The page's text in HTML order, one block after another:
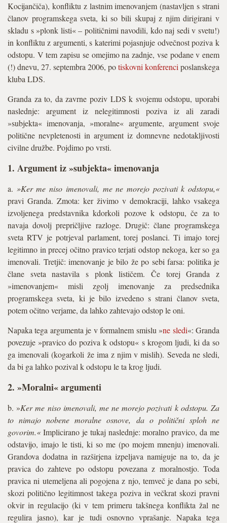
Kocijančiča), konfliktu z lastnim imenovanjem (nastavljen s strani
članov programskega sveta, ki so bili skupaj z njim dirigirani v
skladu s »plonk listi« – političnimi navodili, kdo naj sedi v svetu!)
in konfliktu z argumenti, s katerimi pojasnjuje odvečnost poziva k
odstopu. V tem zapisu se omejimo na zadnje, vse podane v enem
(!) dnevu, 27. septembra 2006, potiskovni konferenci poslanskega
kluba LDS.
Granda za to, da zavrne poziv LDS k svojemu odstopu, uporabi
naslednje: argument iz nelegitimnosti poziva iz ali zaradi
»subjekta« imenovanja, »moralne« argumente, argument svoje
politične nevpletenosti in argument iz domnevne nedotakljivosti
civilne družbe. Pojdimo po vrsti.
1. Argument iz »subjekta« imenovanja
a. »Ker me niso imenovali, me ne morejo pozivati k odstopu,«
pravi Granda. Zmota: ker živimo v demokraciji, lahko vsakega
izvoljenega predstavnika kdorkoli pozove k odstopu, če za to
navaja dovolj prepričljive razloge. Drugič: člane programskega
sveta RTV je potrjeval parlament, torej poslanci. Ti imajo torej
legitimno in precej očitno pravico terjati odstop nekoga, ker so ga
imenovali. Tretjič: imenovanje je bilo že po sebi farsa: politika je
člane sveta nastavila s plonk lističem. Če torej Granda z
»imenovanjem« misli zgolj imenovanje za predsednika
programskega sveta, ki je bilo izvedeno s strani članov sveta,
potem očitno verjame, da lahko zahtevajo odstop le oni.
Napaka tega argumenta je v formalnem smislu »ne sledi«: Granda
povezuje »pravico do poziva k odstopu« s krogom ljudi, ki da so
ga imenovali (kogarkoli že ima z njim v mislih). Seveda ne sledi,
da bi ga lahko pozival k odstopu le ta krog ljudi.
2. »Moralni« argumenti
b. »Ker me niso imenovali, me ne morejo pozivati k odstopu. Za
to nimajo nobene moralne osnove, da o politični sploh ne
govorim.«Implicirano je tukaj naslednje: moralno pravico, da me
odstavijo, imajo le tisti, ki so me (po mojem mnenju) imenovali.
Grandova dodatna in razširjena izpeljava namiguje na to, da je
pravica do zahteve po odstopu povezana z moralnostjo. Toda
pravica ni utemeljena ali pogojena z njo, temveč je dana po sebi,
skozi politično legitimnost takega poziva in večkrat skozi pravni
okvir in regulacijo (ki v tem primeru takšnega konflikta žal ne
regulira jasno), kar je tudi osnovno vprašanje. Napaka tega